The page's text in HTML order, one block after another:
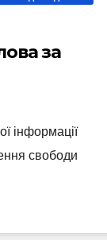
за
інформації
свободи